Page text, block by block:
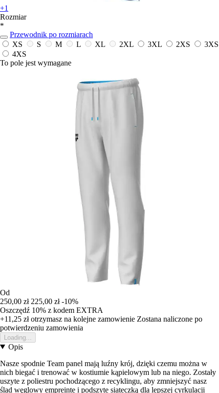
+1
Rozmiar
*
Przewodnik po rozmiarach
XS
S M L XL 2XL 3XL 2XS
3XS
4XS
To pole jest wymagane
Od
250,00 zł 225,00 zł -10%
Oszczędź 10% z kodem EXTRA
+11,25 złotrzymasz na kolejne zamowienie Zostana naliczone po
potwierdzeniu zamowienia
Loading...
Opis
Nasze spodnie Team panel mają luźny krój, dzięki czemu można w
nich biegać i trenować w kostiumie kąpielowym lub na niego. Zostały
uszyte z poliestru pochodzącego z recyklingu, aby zmniejszyć nasz
ślad węglowy empreinte i podszyte siateczką dla lepszej cyrkulacji